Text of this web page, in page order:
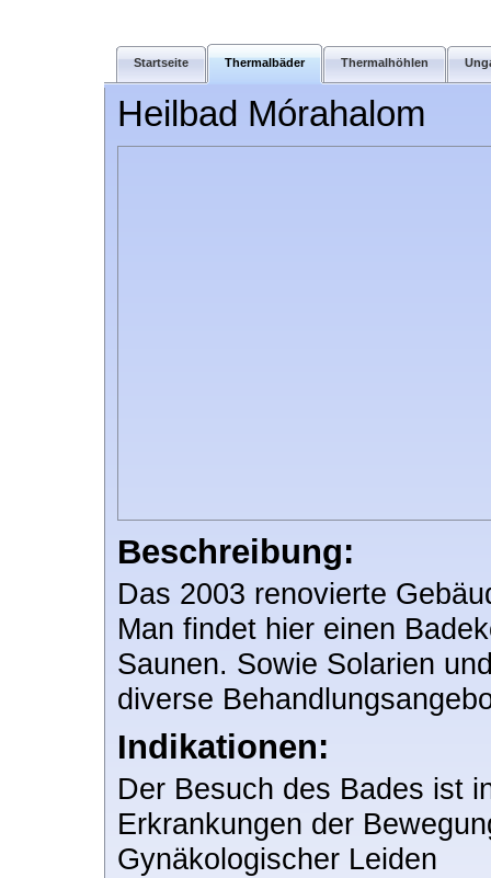
Startseite Thermalbäder Thermalhöhlen
Heilbad Mórahalom
Beschreibung:
Das 2003 renovierte
Man findet hier einen
Saunen. Sowie Solarien
diverse
Indikationen:
Der Besuch des Bades ist
Erkrankungen der
Gynäkologischer Leiden